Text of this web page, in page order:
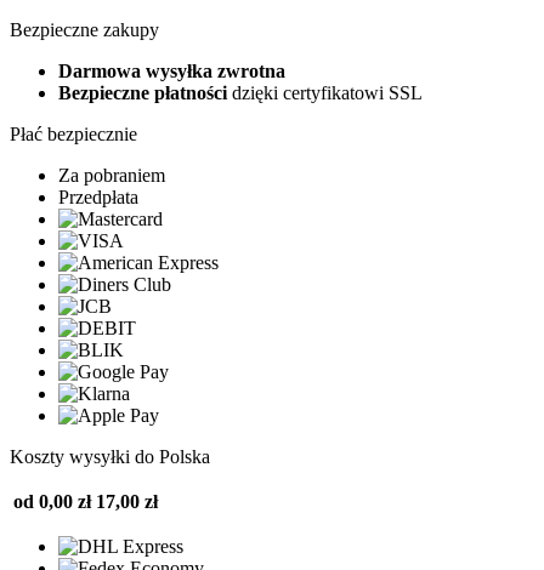
Bezpieczne zakupy
Darmowa wysyłka zwrotna
Bezpieczne płatności dzięki certyfikatowi SSL
Płać bezpiecznie
Za pobraniem
Przedpłata
Koszty wysyłki do Polska
od 0,00 zł 17,00 zł